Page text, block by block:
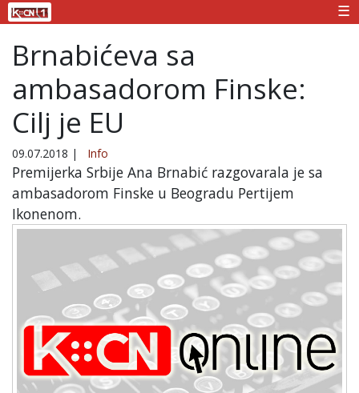
☰
Brnabićeva sa
ambasadorom Finske:
Cilj je EU
09.07.2018 | Info
Premijerka Srbije Ana Brnabić razgovarala je sa
ambasadorom Finske u Beogradu Pertijem
Ikonenom.